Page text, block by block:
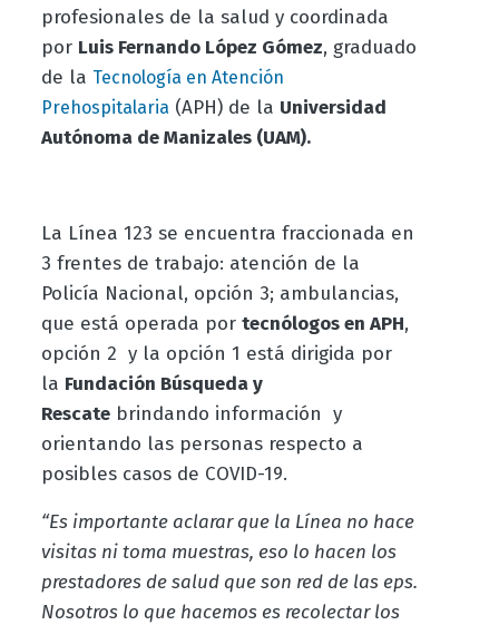
profesionales de la salud y coordinada
por Luis Fernando López Gómez, graduado
de la Tecnología en Atención
Prehospitalaria(APH) de la Universidad
Autónoma de Manizales (UAM).
La Línea 123 se encuentra fraccionada en
3 frentes de trabajo: atención de la
Policía Nacional, opción 3; ambulancias,
que está operada por tecnólogos en APH,
opción 2 y la opción 1 está dirigida por
la Fundación Búsqueda y
Rescatebrindando información y
orientando las personas respecto a
posibles casos de COVID-19.
“Es importante aclarar que la Línea no hace
visitas ni toma muestras, eso lo hacen los
prestadores de salud que son red de las eps.
Nosotros lo que hacemos es recolectar los